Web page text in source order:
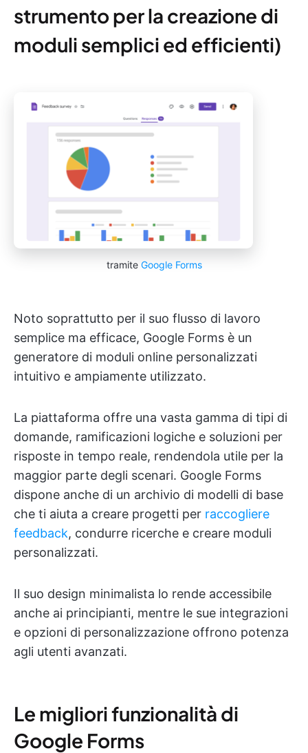
strumento per la creazione di
moduli semplici ed efficienti)
tramite Google Forms
Noto soprattutto per il suo flusso di lavoro
semplice ma efficace, Google Forms è un
generatore di moduli online personalizzati
intuitivo e ampiamente utilizzato.
La piattaforma offre una vasta gamma di tipi di
domande, ramificazioni logiche e soluzioni per
risposte in tempo reale, rendendola utile per la
maggior parte degli scenari. Google Forms
dispone anche di un archivio di modelli di base
che ti aiuta a creare progetti per raccogliere
feedback, condurre ricerche e creare moduli
personalizzati.
Il suo design minimalista lo rende accessibile
anche ai principianti, mentre le sue integrazioni
e opzioni di personalizzazione offrono potenza
agli utenti avanzati.
Le migliori funzionalità di
Google Forms